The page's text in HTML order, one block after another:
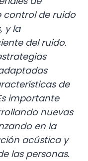
control de ruido
y la
del ruido.
de
importante
nuevas
en la
acústica y
las personas.